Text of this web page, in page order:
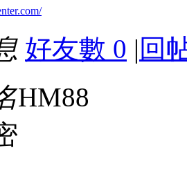
好友數 0 | 回
HM88